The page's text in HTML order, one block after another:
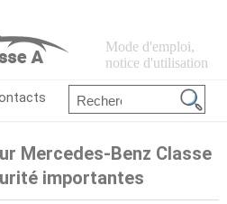
Mode d'emploi,
notice d'utilisation
Mercedes-Benz Classe
importantes